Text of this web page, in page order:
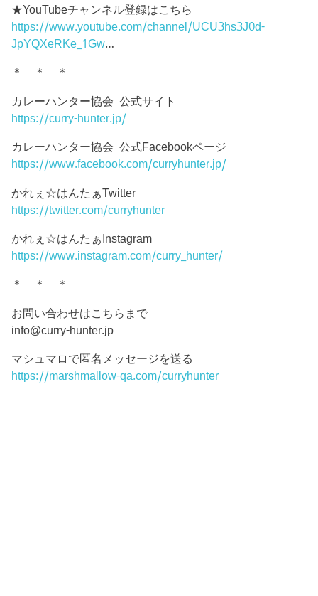
★YouTubeチャンネル登録はこちら
https://www.youtube.com/channel/UCU3hs3J0d-
JpYQXeRKe_1Gw…
＊ ＊ ＊
カレーハンター協会 公式サイト
https://curry-hunter.jp/
カレーハンター協会 公式Facebookページ
https://www.facebook.com/curryhunter.jp/
かれぇ☆はんたぁTwitter
https://twitter.com/curryhunter
かれぇ☆はんたぁInstagram
https://www.instagram.com/curry_hunter/
＊ ＊ ＊
お問い合わせはこちらまで
info@curry-hunter.jp
マシュマロで匿名メッセージを送る
https://marshmallow-qa.com/curryhunter